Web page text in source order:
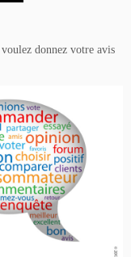
donnez votre avis